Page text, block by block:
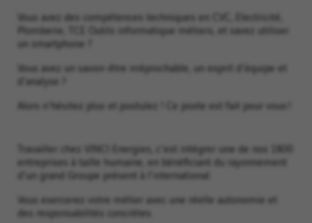
Vous avez des compétences techniques en CVC, Electricité,
Plomberie, TCE Outils informatique métiers, et savez utiliser
un smartphone ?
Vous avez un savoir-être irréprochable, un esprit d'équipe et
d'analyse ?
Alors n'hésitez plus et postulez ! Ce poste est fait pour vous !
Travailler chez VINCI Energies, c'est intégrer une de nos 1800
entreprises à taille humaine, en bénéficiant du rayonnement
d'un grand Groupe présent à l'international.
Vous exercerez votre métier avec une réelle autonomie et
des responsabilités concrètes.